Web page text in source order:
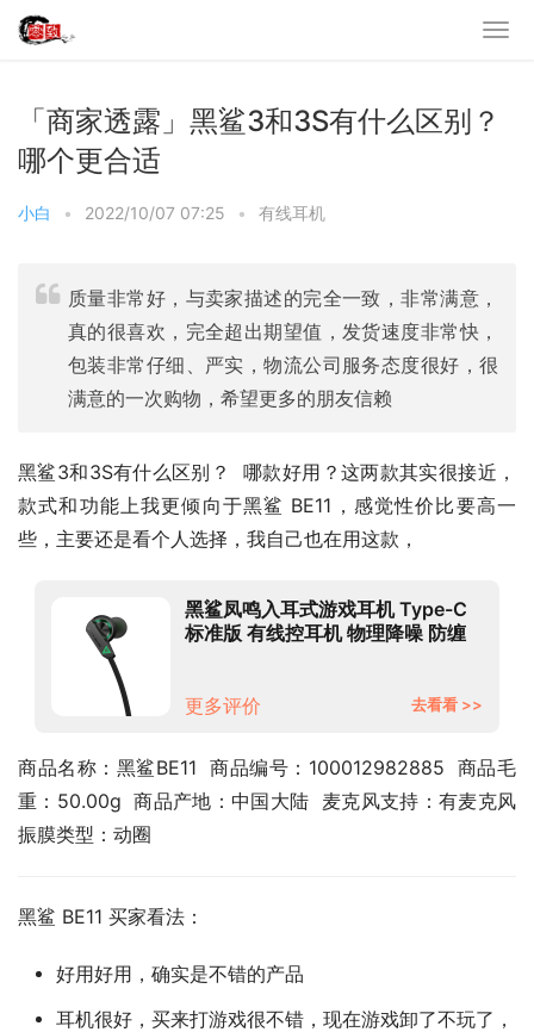
「商家透露」黑鲨3和3S有什么区别？
哪个更合适
小白 • 2022/10/07 07:25 • 有线耳机
质量非常好，与卖家描述的完全一致，非常满意，
真的很喜欢，完全超出期望值，发货速度非常快，
包装非常仔细、严实，物流公司服务态度很好，很
满意的一次购物，希望更多的朋友信赖
黑鲨3和3S有什么区别？  哪款好用？这两款其实很接近，
款式和功能上我更倾向于黑鲨 BE11，感觉性价比要高一
些，主要还是看个人选择，我自己也在用这款，
黑鲨凤鸣入耳式游戏耳机 Type-C
标准版 有线控耳机 物理降噪 防缠
更多评价 去看看 >>
商品名称：黑鲨BE11  商品编号：100012982885  商品毛
重：50.00g  商品产地：中国大陆  麦克风支持：有麦克风
振膜类型：动圈
黑鲨 BE11 买家看法：
好用好用，确实是不错的产品
耳机很好，买来打游戏很不错，现在游戏卸了不玩了，